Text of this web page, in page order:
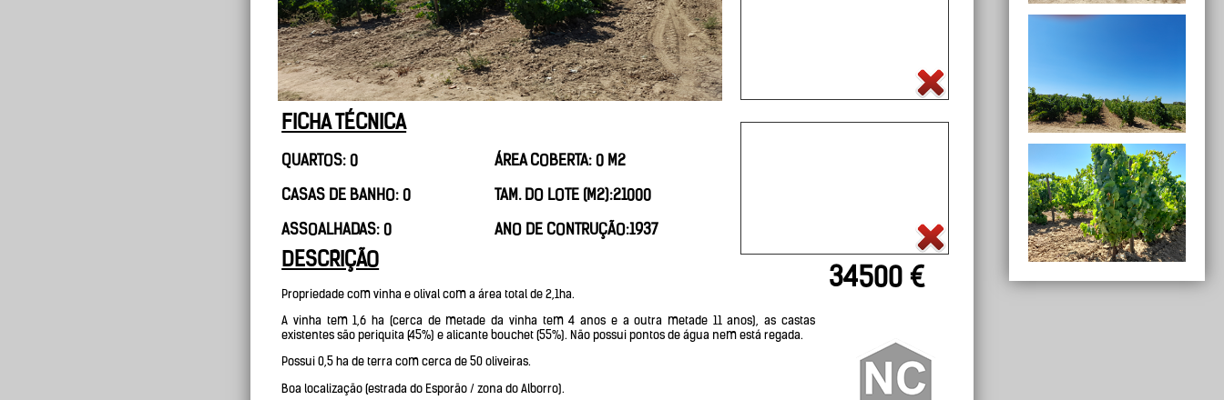
FICHA TÉCNICA
QUARTOS: 0
CASAS DE BANHO: 0
ASSOALHADAS: 0
ÁREA COBERTA: 0 M2
TAM. DO LOTE (M2):21000
ANO DE CONTRUÇÃO:1937
DESCRIÇÃO
Propriedade com vinha e olival com a área total de 2,1ha.
A vinha tem 1,6 ha (cerca de metade da vinha tem 4 anos e a outra metade 11 anos), as castas
existentes são periquita (45%) e alicante bouchet (55%). Não possui pontos de água nem está regada.
Possui 0,5 ha de terra com cerca de 50 oliveiras.
Boa localização (estrada do Esporão / zona do Alborro).
34500 €